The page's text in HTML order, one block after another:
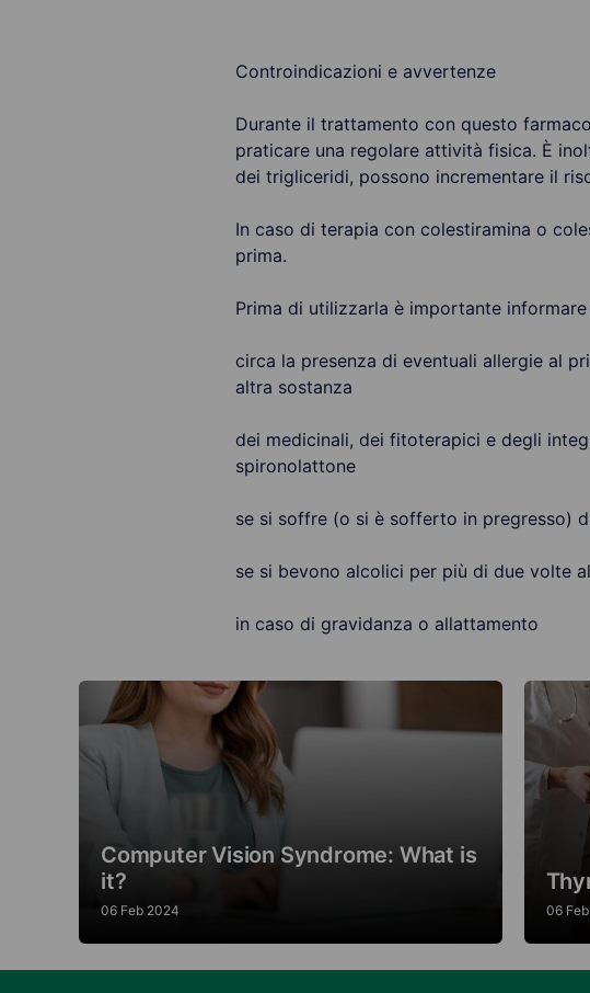
Controindicazioni e avvertenze
Durante il trattamento con questo
praticare una regolare attività fisica. È
dei trigliceridi, possono incrementare il
In caso di terapia con colestiramina o
prima.
Prima di utilizzarla è importante
circa la presenza di eventuali allergie al
altra sostanza
dei medicinali, dei fitoterapici e degli
spironolattone
se si soffre (o si è sofferto in pregresso)
se si bevono alcolici per più di due volte
in caso di gravidanza o allattamento
Computer Vision Syndrome: What is
it?
06 Feb 2024 06